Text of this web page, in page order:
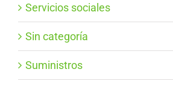
Servicios sociales
Sin categoría
Suministros